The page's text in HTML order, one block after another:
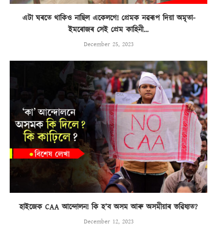
এটা ঘৰতে থাকিও নাছিল একেলগে! প্ৰেমক নৱৰূপ দিয়া অমৃতা-
ইমৰোজৰ সেই প্ৰেম কাহিনী…
December 25, 2023
হাইজেক CAA আন্দোলন! কি হ’ব অসম আৰু অসমীয়াৰ ভৱিষ্যত?
December 12, 2023